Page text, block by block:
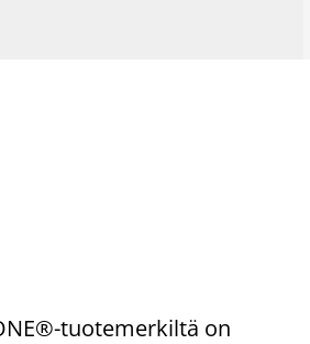
tuotemerkiltä on